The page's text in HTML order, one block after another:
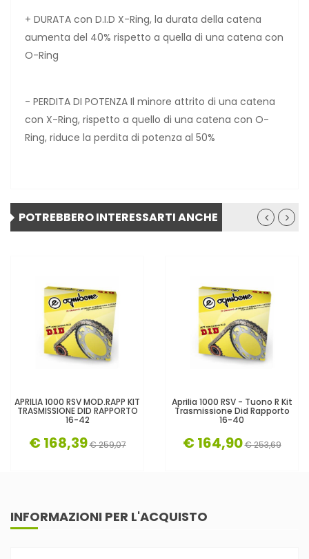
+ DURATA con D.I.D X-Ring, la durata della catena
aumenta del 40% rispetto a quella di una catena con
O-Ring
- PERDITA DI POTENZA Il minore attrito di una catena
con X-Ring, rispetto a quello di una catena con O-
Ring, riduce la perdita di potenza al 50%
POTREBBERO INTERESSARTI ANCHE
APRILIA 1000 RSV MOD.RAPP KIT
TRASMISSIONE DID RAPPORTO
16-42
€ 168,39€ 259,07
Aprilia 1000 RSV - Tuono R Kit
Trasmissione Did Rapporto
16-40
€ 164,90€ 253,69
INFORMAZIONI PER L'ACQUISTO